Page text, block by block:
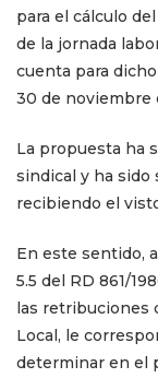
para el cálculo
de la jornada
cuenta para
30 de noviembre
La propuesta ha
sindical y ha sido
recibiendo el
En este sentido,
5.5 del RD 861/
las retribuciones
Local, le
determinar en el